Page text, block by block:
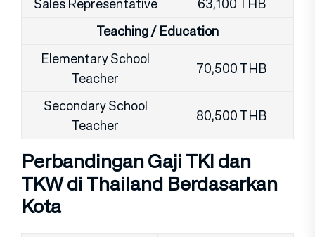
Sales Representative
63,100 THB
Teaching / Education
Elementary School
Teacher
70,500 THB
Secondary School
Teacher
80,500 THB
Perbandingan Gaji TKI dan
TKW di Thailand Berdasarkan
Kota